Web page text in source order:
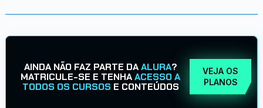
AINDA NÃO FAZ PARTE DAALURA?
MATRICULE-SE E TENHAACESSO A
TODOS OS CURSOS E CONTEÚDOS
VEJA OS
PLANOS